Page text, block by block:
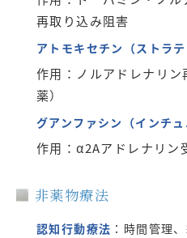
再取り込み阻害
アトモキセチン（ストラテ
作用：ノルアドレナリ
薬）
グアンファシン（インチュ
作用：α2Aアドレナリン
非薬物療法
認知行動療法 ：時間管理